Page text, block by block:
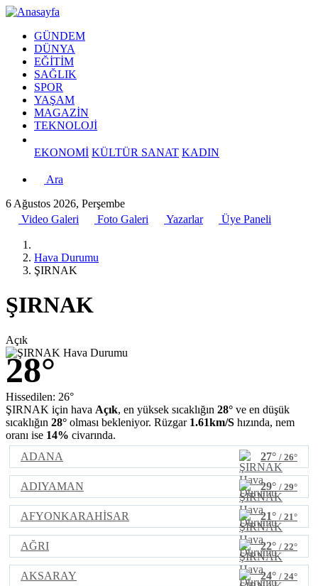
GÜNDEM
DÜNYA
EĞİTİM
SAĞLIK
SPOR
YAŞAM
MAGAZİN
TEKNOLOJİ
EKONOMİ KÜLTÜR SANAT KADIN
Ara
6 Ağustos 2026, Perşembe
Video Galeri
Foto Galeri Yazarlar Üye Paneli
Hava Durumu
ŞIRNAK
ŞIRNAK
Açık
28°
Hissedilen: 26°
ŞIRNAK için hava Açık, en yüksek sıcaklığın 28° ve en düşük
sıcaklığın 28° olması bekleniyor. Rüzgar 1.61km/S hızında, nem
oranı ise 14% civarında.
ADANA
27° / 26°
ADIYAMAN 29° / 29°
AFYONKARAHİSAR 21° / 21°
AĞRI 22° / 22°
AKSARAY 24° / 24°